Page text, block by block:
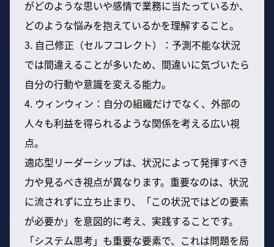
がどのような思いや感情で業務に当たっているか、
どのような悩みを抱えているかを理解すること。
3. 自己修正（セルフコレクト）：予測不能な状況
では間違えることが多いため、間違いに気づいたら
自分の行動や意識を変える能力。
4. ウィンウィン：自分の組織だけでなく、外部の
人々も利益を得られるような関係を考える広い視
点。
適応型リーダーシップは、状況によって発揮すべき
力や見るべき視点が異なります。重要なのは、状況
に流されずに立ち止まり、「この状況ではどの要素
が必要か」を意図的に考え、実践することです。
「システム思考」も重要な要素で、これは問題を局